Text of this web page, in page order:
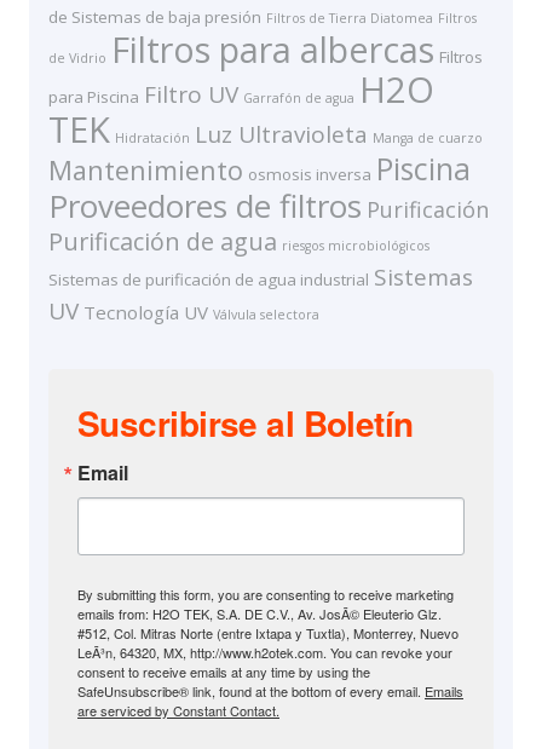
de Sistemas de baja presión Filtros de Tierra Diatomea Filtros
de Vidrio Filtros para albercas Filtros
para Piscina Filtro UV Garrafón de agua H2O
TEK Hidratación Luz Ultravioleta Manga de cuarzo
Mantenimiento osmosis inversa Piscina
Proveedores de filtros Purificación
Purificación de agua riesgos microbiológicos
Sistemas de purificación de agua industrial Sistemas
UV Tecnología UV Válvula selectora
Suscribirse al Boletín
Email
By submitting this form, you are consenting to receive marketing
emails from: H2O TEK, S.A. DE C.V., Av. JosÃ© Eleuterio Glz.
#512, Col. Mitras Norte (entre Ixtapa y Tuxtla), Monterrey, Nuevo
LeÃ³n, 64320, MX, http://www.h2otek.com. You can revoke your
consent to receive emails at any time by using the
SafeUnsubscribe® link, found at the bottom of every email. Emails
are serviced by Constant Contact.